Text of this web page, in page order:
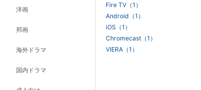
洋画
邦画
海外ドラマ
国内ドラマ
Fire TV（1）
Android（1）
iOS（1）
Chromecast（1）
VIERA（1）